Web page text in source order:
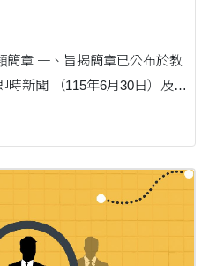
公布於教
時新聞 （115年6月30日）及教
業務 專區―海外留學―公費留